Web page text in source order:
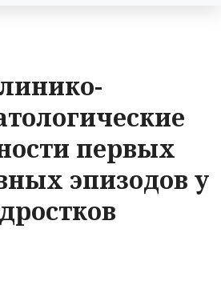
первых
эпизодов у